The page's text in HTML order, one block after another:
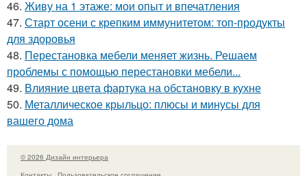
46. Живу на 1 этаже: мои опыт и впечатления
47. Старт осени с крепким иммунитетом: топ-продукты
для здоровья
48. Перестановка мебели меняет жизнь. Решаем
проблемы с помощью перестановки мебели...
49. Влияние цвета фартука на обстановку в кухне
50. Металлическое крыльцо: плюсы и минусы для
вашего дома
© 2026 Дизайн интерьера